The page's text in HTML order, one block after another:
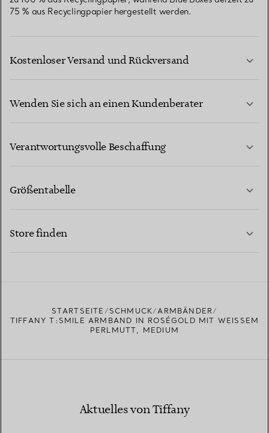
75 % aus Recyclingpapier hergestellt werden.
Kostenloser Versand und Rückversand
Wenden Sie sich an einen Kundenberater
Verantwortungsvolle Beschaffung
Größentabelle
Store finden
STARTSEITE SCHMUCK
ARMBÄNDER
TIFFANY T:SMILE ARMBAND IN ROSÉGOLD MIT WEISSEM P
ERLMUTT, MEDIUM
Aktuelles von Tiffany